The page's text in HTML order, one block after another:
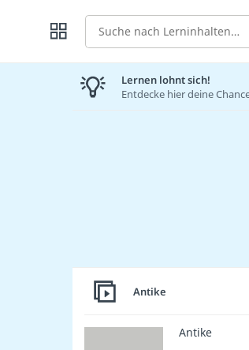
Suche
Lernen lohnt sich!
Entdecke hier deine
Antike
Antike